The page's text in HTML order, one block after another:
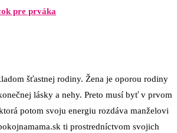
pre prváka
šťastnej rodiny. Žena je oporou rodiny
lásky a nehy. Preto musí byť v prvom
potom svoju energiu rozdáva manželovi
ti prostredníctvom svojich